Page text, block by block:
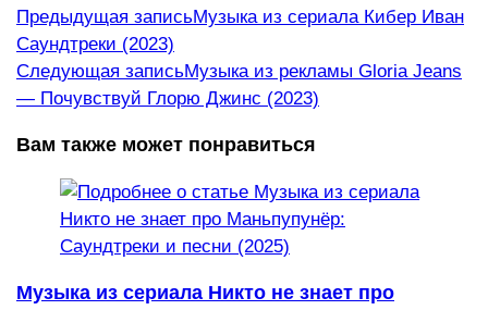
Еще
статьи
Предыдущая записьМузыка из сериала Кибер Иван
Саундтреки (2023)
Следующая записьМузыка из рекламы Gloria Jeans
— Почувствуй Глорю Джинс (2023)
Вам также может понравиться
Музыка из сериала Никто не знает про